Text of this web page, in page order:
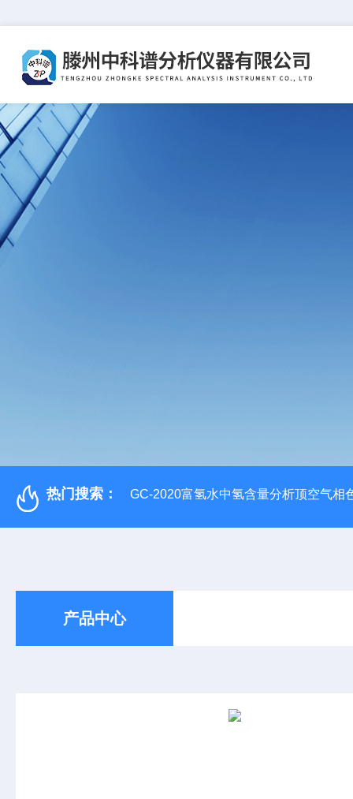
热门搜索： GC-2020富氢水中氢含量分析顶空气相
产品中心